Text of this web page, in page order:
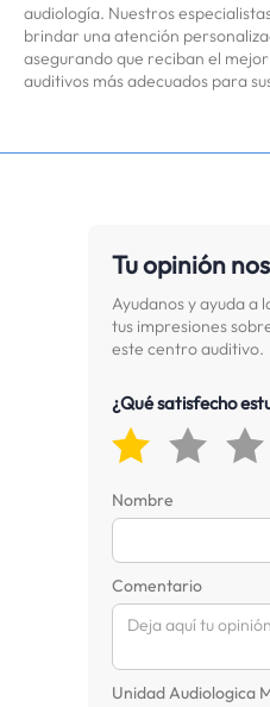
audiología. Nuestros
brindar una atención
asegurando que reciban el
auditivos más adecuados para
Tu opinión
Ayudanos y ayuda a
tus impresiones
este centro auditivo.
¿Qué satisfecho
Nombre
Comentario
Unidad Audiologica